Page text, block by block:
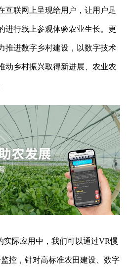
互联网上呈现给用户，让用户足
进行线上参观体验农业生长。更
推进数字乡村建设，以数字技术
动乡村振兴取得新进展、农业农
实际应用中，我们可以通过VR慢
控，针对高标准农田建设、数字